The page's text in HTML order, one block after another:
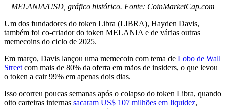
MELANIA/USD, gráfico histórico. Fonte: CoinMarketCap.com
Um dos fundadores do token Libra (LIBRA), Hayden Davis,
também foi co-criador do token MELANIA e de várias outras
memecoins do ciclo de 2025.
Em março, Davis lançou uma memecoin com tema de Lobo de Wall
Street com mais de 80% da oferta em mãos de insiders, o que levou
o token a cair 99% em apenas dois dias.
Isso ocorreu poucas semanas após o colapso do token Libra, quando
oito carteiras internas sacaram US$ 107 milhões em liquidez,